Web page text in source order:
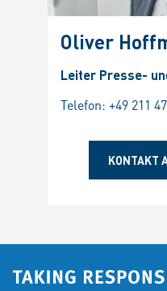
Oliver
Leiter Presse-
Telefon: +49 211
KONTAKT